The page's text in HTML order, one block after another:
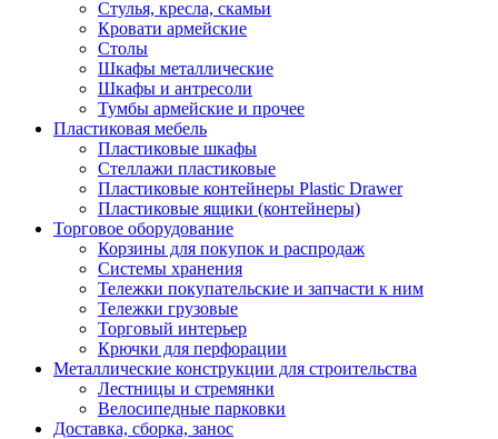
Стулья, кресла, скамьи
Кровати армейские
Столы
Шкафы металлические
Шкафы и антресоли
Тумбы армейские и прочее
Пластиковая мебель
Пластиковые шкафы
Стеллажи пластиковые
Пластиковые контейнеры Plastic Drawer
Пластиковые ящики (контейнеры)
Торговое оборудование
Корзины для покупок и распродаж
Системы хранения
Тележки покупательские и запчасти к ним
Тележки грузовые
Торговый интерьер
Крючки для перфорации
Металлические конструкции для строительства
Лестницы и стремянки
Велосипедные парковки
Доставка, сборка, занос